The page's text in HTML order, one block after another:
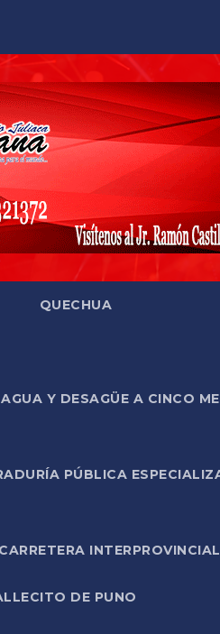
QUECHUA
Y DESAGÜE A CINCO
PÚBLICA
INTERPROVINCIAL
DE PUNO